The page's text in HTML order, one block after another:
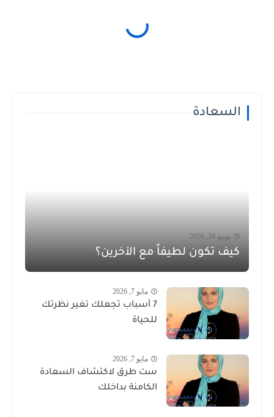
السعادة
يونيو 24, 2026
كيف تكون لطيفاً مع الآخرين؟
مايو 7, 2026
7 أسباب تجعلك تغير نظرتك
للحياة
مايو 7, 2026
ست طرق لاكتشاف السعادة
الكامنة بداخلك